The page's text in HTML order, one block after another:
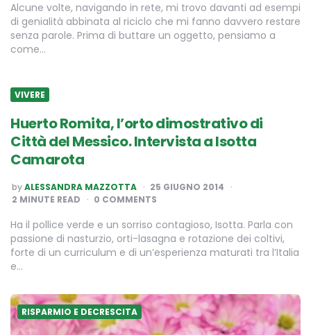
Alcune volte, navigando in rete, mi trovo davanti ad esempi
di genialità abbinata al riciclo che mi fanno davvero restare
senza parole. Prima di buttare un oggetto, pensiamo a
come…
VIVERE
Huerto Romita, l’orto dimostrativo di
Città del Messico. Intervista a Isotta
Camarota
POSTED
BY
byALESSANDRA MAZZOTTA
25 GIUGNO 2014
2 MINUTE READ 0 COMMENTS
Ha il pollice verde e un sorriso contagioso, Isotta. Parla con
passione di nasturzio, orti-lasagna e rotazione dei coltivi,
forte di un curriculum e di un’esperienza maturati tra l’Italia
e…
RISPARMIO E DECRESCITA